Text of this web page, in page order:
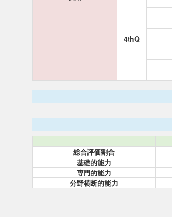
4thQ
総合評価割合
基礎的能力
専門的能力
分野横断的能力